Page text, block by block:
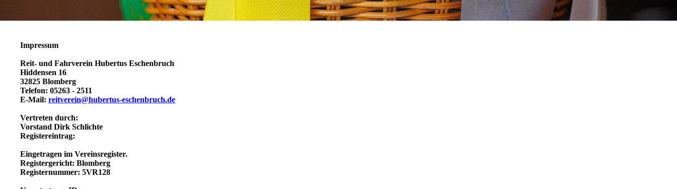
Impressum
Reit- und Fahrverein Hubertus Eschenbruch
Hiddensen 16
32825 Blomberg
Telefon: 05263 - 2511
E-Mail: reitverein@hubertus-eschenbruch.de
Vertreten durch:
Vorstand Dirk Schlichte
Registereintrag:
Eingetragen im Vereinsregister.
Registergericht: Blomberg
Registernummer: 5VR128